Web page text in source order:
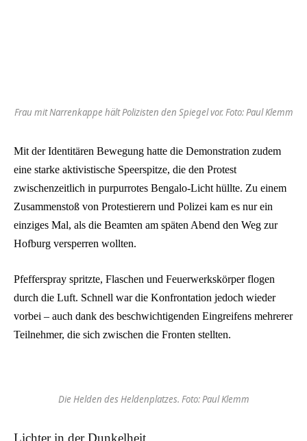
Frau mit Narrenkappe hält Polizisten den Spiegel vor. Foto: Paul Klemm
Mit der Identitären Bewegung hatte die Demonstration zudem
eine starke aktivistische Speerspitze, die den Protest
zwischenzeitlich in purpurrotes Bengalo-Licht hüllte. Zu einem
Zusammenstoß von Protestierern und Polizei kam es nur ein
einziges Mal, als die Beamten am späten Abend den Weg zur
Hofburg versperren wollten.
Pfefferspray spritzte, Flaschen und Feuerwerkskörper flogen
durch die Luft. Schnell war die Konfrontation jedoch wieder
vorbei – auch dank des beschwichtigenden Eingreifens mehrerer
Teilnehmer, die sich zwischen die Fronten stellten.
Die Helden des Heldenplatzes. Foto: Paul Klemm